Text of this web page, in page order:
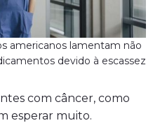
americanos lamentam não
devido à escassez
com câncer, como
esperar muito.